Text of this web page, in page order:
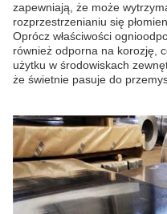
zapewniają, że może
rozprzestrzenianiu się
Oprócz właściwości
również odporna na korozję,
użytku w środowiskach
że świetnie pasuje do